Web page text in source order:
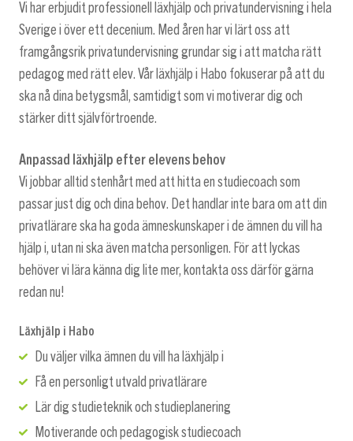
Vi har erbjudit professionell läxhjälp och privatundervisning i hela
Sverige i över ett decenium. Med åren har vi lärt oss att
framgångsrik privatundervisning grundar sig i att matcha rätt
pedagog med rätt elev. Vår läxhjälp i Habo fokuserar på att du
ska nå dina betygsmål, samtidigt som vi motiverar dig och
stärker ditt självförtroende.
Anpassad läxhjälp efter elevens behov
Vi jobbar alltid stenhårt med att hitta en studiecoach som
passar just dig och dina behov. Det handlar inte bara om att din
privatlärare ska ha goda ämneskunskaper i de ämnen du vill ha
hjälp i, utan ni ska även matcha personligen. För att lyckas
behöver vi lära känna dig lite mer, kontakta oss därför gärna
redan nu!
Läxhjälp i Habo
Du väljer vilka ämnen du vill ha läxhjälp i
Få en personligt utvald privatlärare
Lär dig studieteknik och studieplanering
Motiverande och pedagogisk studiecoach